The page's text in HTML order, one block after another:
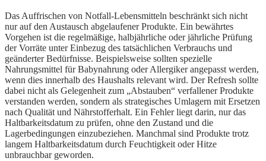
Das Auffrischen von Notfall-Lebensmitteln beschränkt sich nicht
nur auf den Austausch abgelaufener Produkte. Ein bewährtes
Vorgehen ist die regelmäßige, halbjährliche oder jährliche Prüfung
der Vorräte unter Einbezug des tatsächlichen Verbrauchs und
geänderter Bedürfnisse. Beispielsweise sollten spezielle
Nahrungsmittel für Babynahrung oder Allergiker angepasst werden,
wenn dies innerhalb des Haushalts relevant wird. Der Refresh sollte
dabei nicht als Gelegenheit zum „Abstauben“ verfallener Produkte
verstanden werden, sondern als strategisches Umlagern mit Ersetzen
nach Qualität und Nährstofferhalt. Ein Fehler liegt darin, nur das
Haltbarkeitsdatum zu prüfen, ohne den Zustand und die
Lagerbedingungen einzubeziehen. Manchmal sind Produkte trotz
langem Haltbarkeitsdatum durch Feuchtigkeit oder Hitze
unbrauchbar geworden.